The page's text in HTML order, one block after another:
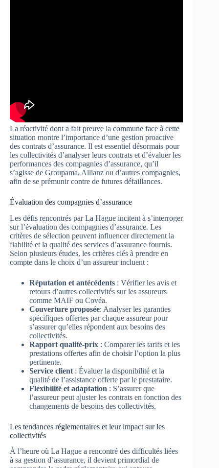
La réactivité dont a fait preuve la commune face à cette
situation montre l’importance d’une gestion proactive
des contrats d’assurance. Il est essentiel désormais pour
les collectivités d’analyser leurs contrats et d’évaluer les
performances des compagnies d’assurance, qu’il
s’agisse de Groupama, Allianz ou d’autres compagnies,
afin de se prémunir contre de futures défaillances.
Évaluation des compagnies d’assurance
Les défis rencontrés par La Hague incitent à s’interroger
sur l’évaluation des compagnies d’assurance. Les
critères de sélection peuvent influencer directement la
fiabilité et la qualité des services d’assurance fournis.
Selon plusieurs études, les critères clés à prendre en
compte dans le choix d’un assureur incluent :
Réputation et antécédents : Vérifier les avis et
retours d’autres collectivités sur les assureurs
comme MAIF ou Covéa.
Couverture proposée: Analyser les garanties
spécifiques offertes par chaque assureur pour
s’assurer qu’elles répondent aux besoins des
collectivités.
Rapport qualité-prix : Comparer les tarifs et les
prestations offertes afin de choisir l’option la plus
pertinente.
Service client : Évaluer la disponibilité et la
qualité de l’assistance offerte par le prestataire.
Flexibilité et adaptation : S’assurer que
l’assureur peut ajuster les contrats en fonction des
changements de besoins des collectivités.
Les tendances réglementaires et leur impact sur les
collectivités
À l’heure où La Hague a rencontré des difficultés liées
à sa gestion d’assurance, il devient primordial de